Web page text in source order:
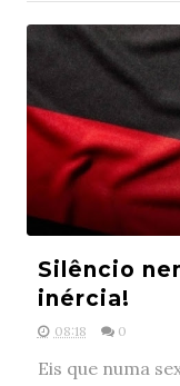
Silêncio
inércia!
08:18 0
Eis que numa